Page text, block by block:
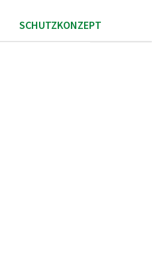
SCHUTZKONZEPT